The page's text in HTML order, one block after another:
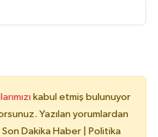
kabul etmiş bulunuyor
Yazılan yorumlardan
Son Dakika Haber | Politika